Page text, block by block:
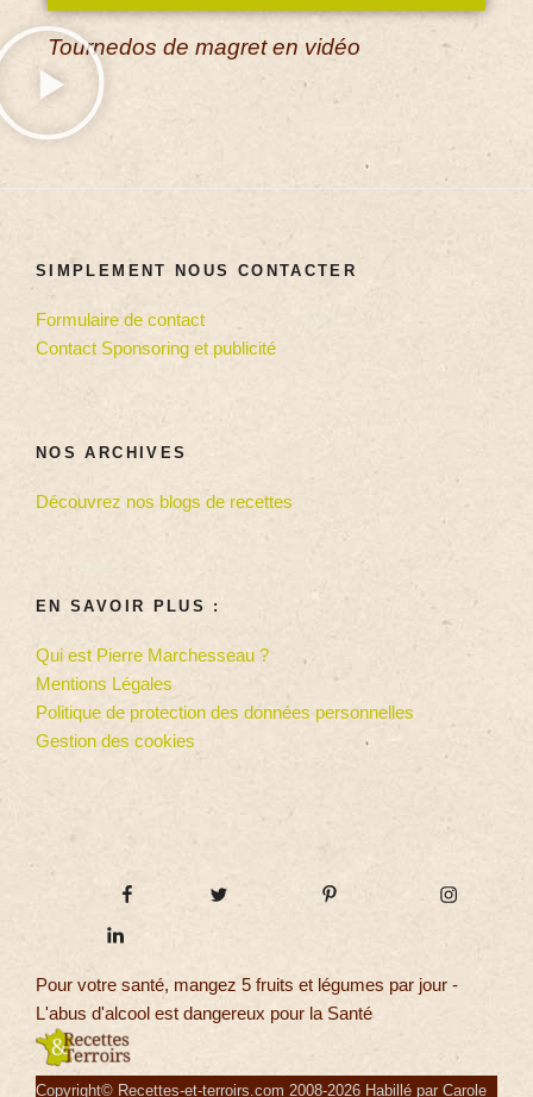
Tournedos de magret en vidéo
SIMPLEMENT NOUS CONTACTER
Formulaire de contact
Contact Sponsoring et publicité
NOS ARCHIVES
Découvrez nos blogs de recettes
EN SAVOIR PLUS :
Qui est Pierre Marchesseau ?
Mentions Légales
Politique de protection des données personnelles
Gestion des cookies
Pour votre santé, mangez 5 fruits et légumes par jour -
L'abus d'alcool est dangereux pour la Santé
Copyright© Recettes-et-terroirs.com 2008-2026 Habillé par Carole